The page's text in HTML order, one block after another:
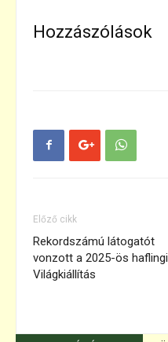
Hozzászólások
Előző cikk
Rekordszámú látogatót
vonzott a 2025-ös haflingi
Világkiállítás